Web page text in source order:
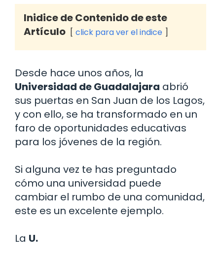
Inidice de Contenido de este
Artículo
click para ver el indice
Desde hace unos años, la
Universidad de Guadalajara abrió
sus puertas en San Juan de los Lagos,
y con ello, se ha transformado en un
faro de oportunidades educativas
para los jóvenes de la región.
Si alguna vez te has preguntado
cómo una universidad puede
cambiar el rumbo de una comunidad,
este es un excelente ejemplo.
La U.